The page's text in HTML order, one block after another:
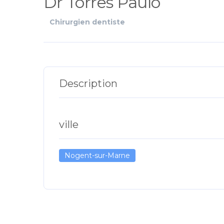
Chirurgien dentiste
Description
ville
Nogent-sur-Marne